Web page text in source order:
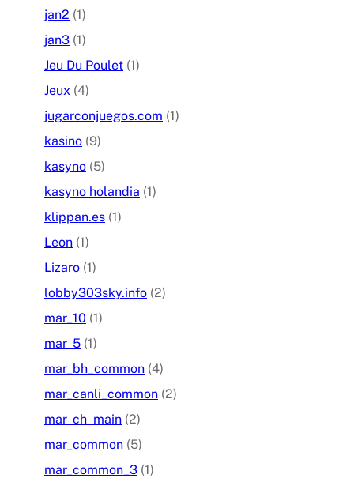
jan2 (1)
jan3 (1)
Jeu Du Poulet (1)
Jeux (4)
jugarconjuegos.com (1)
kasino (9)
kasyno (5)
kasyno holandia (1)
klippan.es (1)
Leon (1)
Lizaro (1)
lobby303sky.info (2)
mar_10 (1)
mar_5 (1)
mar_bh_common (4)
mar_canli_common (2)
mar_ch_main (2)
mar_common (5)
mar_common_3 (1)